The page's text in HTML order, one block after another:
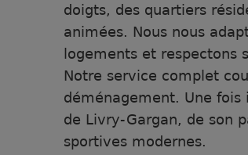
doigts, des quartiers
animées. Nous nous
logements et respectons
Notre service complet
déménagement. Une
de Livry-Gargan, de son
sportives modernes.